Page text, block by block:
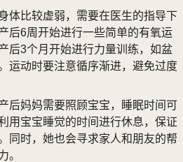
体比较虚弱，需要在医生的指导下
后6周开始进行一些简单的有氧运
后3个月开始进行力量训练，如盆
运动时要注意循序渐进，避免过度
后妈妈需要照顾宝宝，睡眠时间可
用宝宝睡觉的时间进行休息，保证
同时，她也会寻求家人和朋友的帮
。